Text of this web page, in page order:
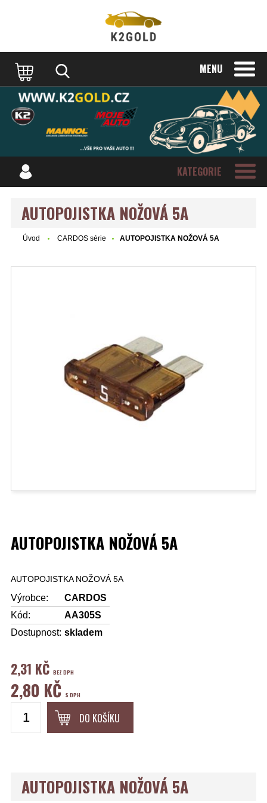
MENU
KATEGORIE
AUTOPOJISTKA NOŽOVÁ 5A
Úvod CARDOS série AUTOPOJISTKA NOŽOVÁ 5A
AUTOPOJISTKA NOŽOVÁ 5A
AUTOPOJISTKA NOŽOVÁ 5A
Výrobce:
CARDOS
Kód:
AA305S
Dostupnost: skladem
2,31 KČ BEZ DPH
2,80 KČ S DPH
DO KOŠÍKU
AUTOPOJISTKA NOŽOVÁ 5A